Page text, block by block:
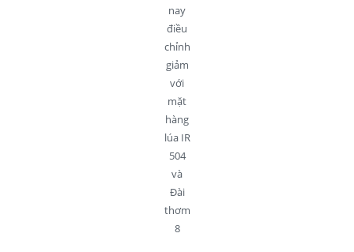
nay
điều
chỉnh
giảm
với
mặt
hàng
lúa IR
504
và
Đài
thơm
8